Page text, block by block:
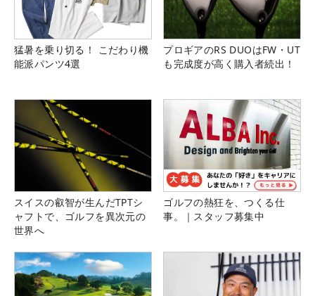
猛暑を乗り切る！ こだわり機
能派パンツ4選
プロギアのRS DUOはFW・UT
も完成度が高く購入者続出！
スイスの叡智が生んだTPTシ
ャフトで、ゴルフを異次元の
世界へ
ゴルフの熱狂を、つくる仕
事。｜スタッフ募集中